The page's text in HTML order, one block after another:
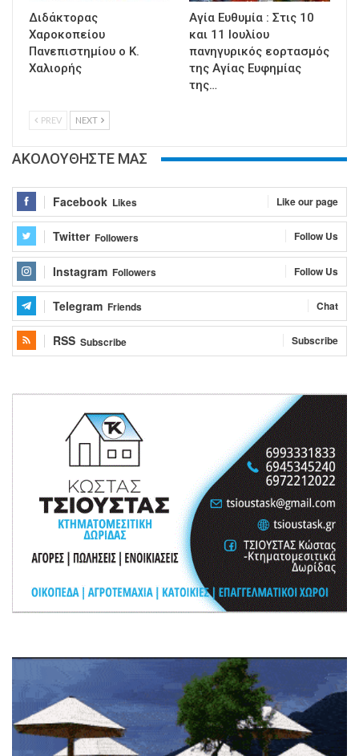
Διδάκτορας
Χαροκοπείου
Πανεπιστημίου ο Κ.
Χαλιορής
Αγία Ευθυμία : Στις 10
και 11 Ιουλίου
πανηγυρικός εορτασμός
της Αγίας Ευφημίας
της…
PREV NEXT
ΑΚΟΛΟΥΘΗΣΤΕ ΜΑΣ
Facebook Likes Like our page
Twitter Followers Follow Us
Instagram Followers Follow Us
Telegram Friends Chat
RSS Subscribe Subscribe